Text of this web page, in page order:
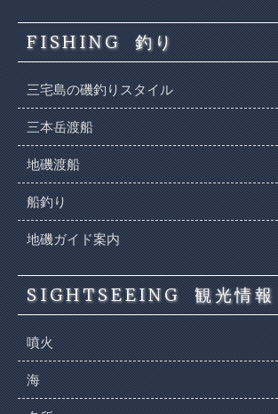
FISHING 釣り
三宅島の磯釣りスタイル
三本岳渡船
地磯渡船
船釣り
地磯ガイド案内
SIGHTSEEING 観光情報
噴火
海